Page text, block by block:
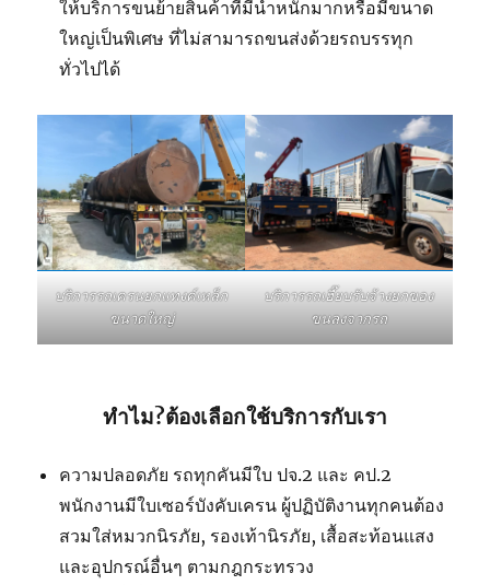
ให้บริการขนย้ายสินค้าที่มีน้ำหนักมากหรือมีขนาด
ใหญ่เป็นพิเศษ ที่ไม่สามารถขนส่งด้วยรถบรรทุก
ทั่วไปได้
บริการรถเครนยกแทงค์เหล็ก
ขนาดใหญ่
บริการรถเฮี๊ยบรับจ้างยกของ
ขนลงจากรถ
ทำไม?ต้องเลือกใช้บริการกับเรา
ความปลอดภัย รถทุกคันมีใบ ปจ.2 และ คป.2
พนักงานมีใบเซอร์บังคับเครน ผู้ปฏิบัติงานทุกคนต้อง
สวมใส่หมวกนิรภัย, รองเท้านิรภัย, เสื้อสะท้อนแสง
และอุปกรณ์อื่นๆ ตามกฎกระทรวง